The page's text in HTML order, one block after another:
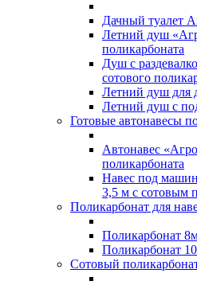
Дачный туалет
Летний душ
поликарбоната
Душ с
сотового
Летний душ для
Летний душ с
Готовые автонавесы
Автонавес
поликарбоната
Навес под
3,5 м с сотовым
Поликарбонат для
Поликарбонат
Поликарбонат
Сотовый